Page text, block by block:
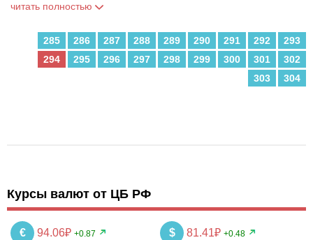
читать полностью
285 286 287 288 289 290 291 292
293
294
295 296 297 298 299 300 301
302
303
304
Курсы валют от ЦБ РФ
€ 94.06₽ +0.87 $ 81.41₽ +0.48